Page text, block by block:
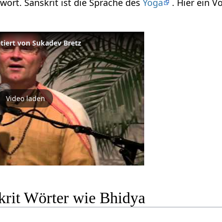
von Sukadev Bretz
Video laden
Wörter wie Bhidya